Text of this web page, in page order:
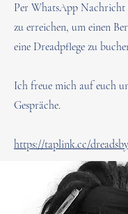
Per WhatsApp Nachricht
zu erreichen, um einen
eine Dreadpflege zu
Ich freue mich auf euch
Gespräche.
https://taplink.cc/